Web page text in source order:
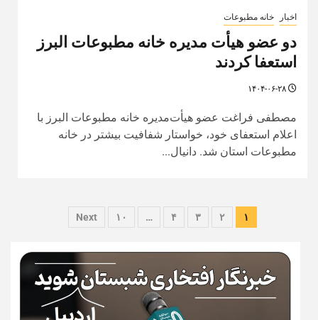
اخبار خانه مطبوعات
دو عضو هیأت مدیره خانه مطبوعات البرز
استعفا کردند
مصطفی فراغت عضو هیأت‌مدیره خانه مطبوعات البرز با
اعلام استعفای خود، خواستار شفافیت بیشتر در خانه
مطبوعات استان شد. دانیال...
صفحه‌بندی۱ ۲ ۳ ۴ … ۱۰ Next